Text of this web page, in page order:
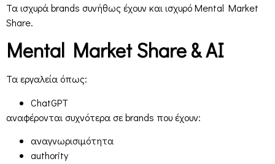
Τα ισχυρά brands συνήθως έχουν και ισχυρό Mental Market
Share.
Mental Market Share & AI
Τα εργαλεία όπως:
ChatGPT
αναφέρονται συχνότερα σε brands που έχουν:
αναγνωρισιμότητα
authority